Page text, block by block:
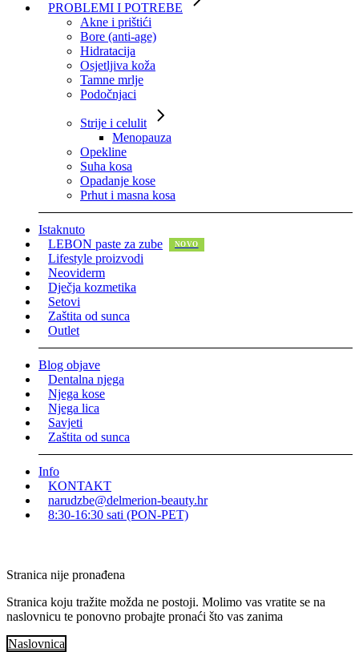
PROBLEMI I POTREBE
Akne i prištići
Bore (anti-age)
Hidratacija
Osjetljiva koža
Tamne mrlje
Podočnjaci
Strije i celulit
Menopauza
Opekline
Suha kosa
Opadanje kose
Prhut i masna kosa
Istaknuto
LEBON paste za zube
Lifestyle proizvodi
Neoviderm
Dječja kozmetika
Setovi
Zaštita od sunca
Outlet
Blog objave
Dentalna njega
Njega kose
Njega lica
Savjeti
Zaštita od sunca
Info
KONTAKT
narudzbe@delmerion-beauty.hr
8:30-16:30 sati (PON-PET)
Stranica nije pronađena
Stranica koju tražite možda ne postoji. Molimo vas vratite se na
naslovnicu te ponovno probajte pronaći što vas zanima
Naslovnica